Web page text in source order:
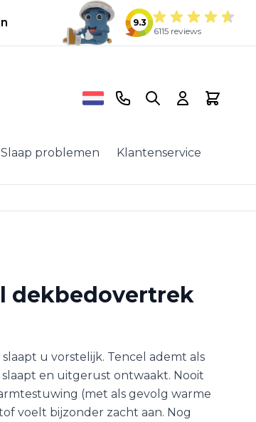
9.3
6115 reviews
Slaap problemen Klantenservice
Telefoonnummer
Search Cart
dekbedovertrek
u vorstelijk. Tencel ademt als
en uitgerust ontwaakt. Nooit
(met als gevolg warme
voelt bijzonder zacht aan. Nog